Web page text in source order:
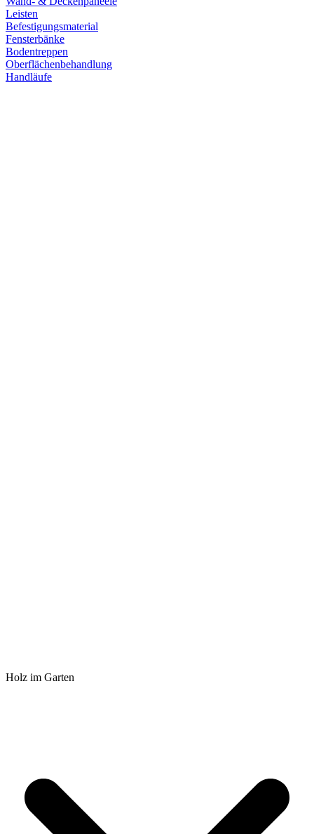
Leisten
Befestigungsmaterial
Fensterbänke
Bodentreppen
Oberflächenbehandlung
Handläufe
Holz im Garten